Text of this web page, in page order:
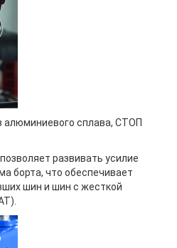
алюминиевого сплава, СТОП
развивать усилие
борта, что обеспечивает
шин и шин с жесткой